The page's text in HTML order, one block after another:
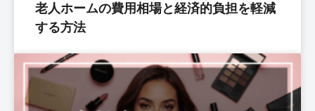
老人ホームの費用相場と経済的負担を軽減
する方法